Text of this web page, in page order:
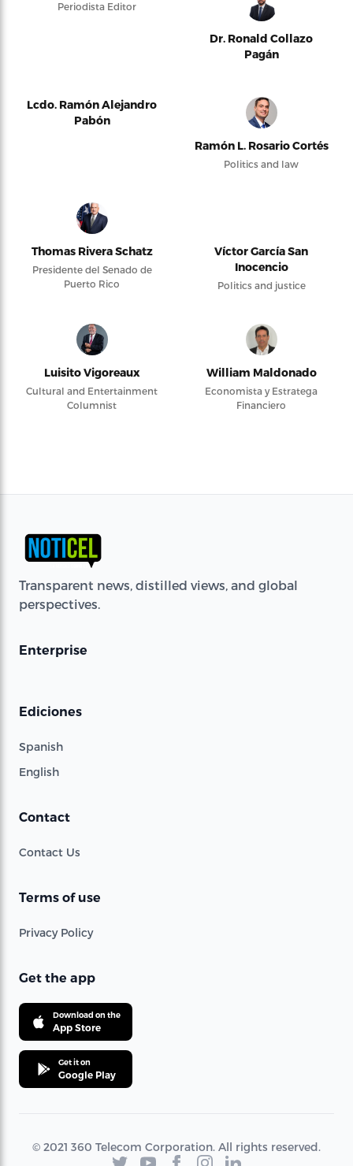
Periodista Editor
Dr. Ronald Collazo
Pagán
Lcdo. Ramón Alejandro
Pabón
Ramón L. Rosario Cortés
Politics and law
Thomas Rivera Schatz
Presidente del Senado de
Puerto Rico
Víctor García San
Inocencio
Politics and justice
Luisito Vigoreaux
Cultural and Entertainment
Columnist
William Maldonado
Economista y Estratega
Financiero
Transparent news, distilled views, and global
perspectives.
Enterprise
Ediciones
Spanish
English
Contact
Contact Us
Terms of use
Privacy Policy
Get the app
Download on the
App Store
Get it on
Google Play
© 2021 360 Telecom Corporation. All rights reserved.